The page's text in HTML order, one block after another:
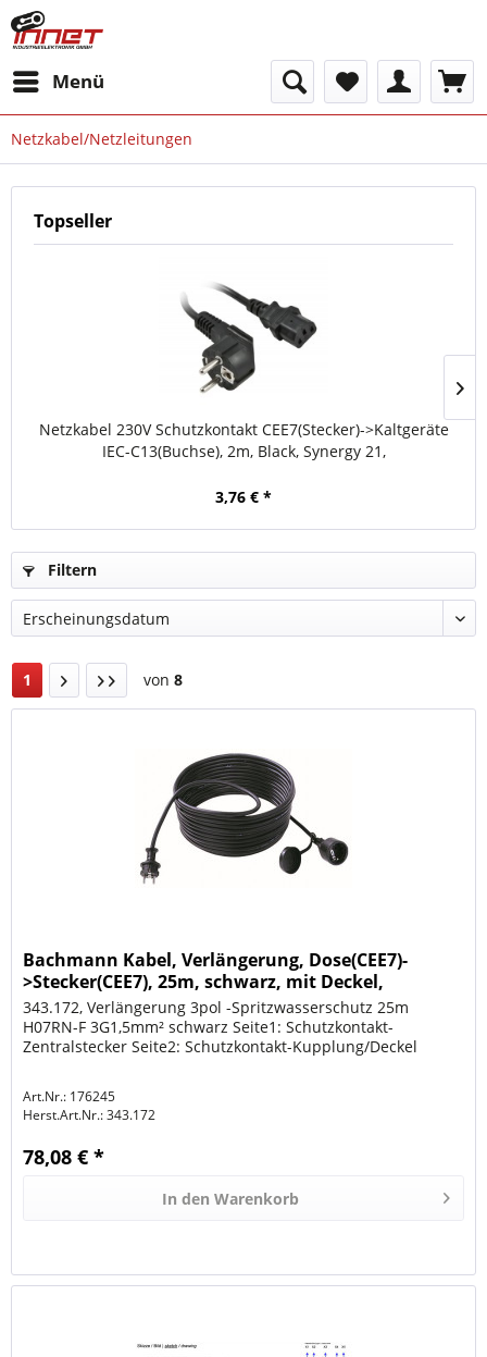
Menü
Netzkabel/Netzleitungen
Topseller
Netzkabel 230V Schutzkontakt CEE7(Stecker)->Kaltgeräte
IEC-C13(Buchse), 2m, Black, Synergy 21,
3,76 € *
Filtern
1 von 8
Bachmann Kabel, Verlängerung, Dose(CEE7)-
>Stecker(CEE7), 25m, schwarz, mit Deckel,
343.172, Verlängerung 3pol -Spritzwasserschutz 25m
H07RN-F 3G1,5mm² schwarz Seite1: Schutzkontakt-
Zentralstecker Seite2: Schutzkontakt-Kupplung/Deckel
Art.Nr.: 176245
Herst.Art.Nr.:343.172
78,08 € *
In den Warenkorb